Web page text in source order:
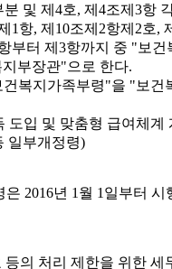
및 제4호, 제4조제3항
1항, 제10조제2항제2호,
부터 제3항까지 중 "보
부장관"으로 한다.
건복지가족부령"을 "보건
도입 및 맞춤형 급여체계
일부개정령)
2016년 1월 1일부터 시
의 처리 제한을 위한 세